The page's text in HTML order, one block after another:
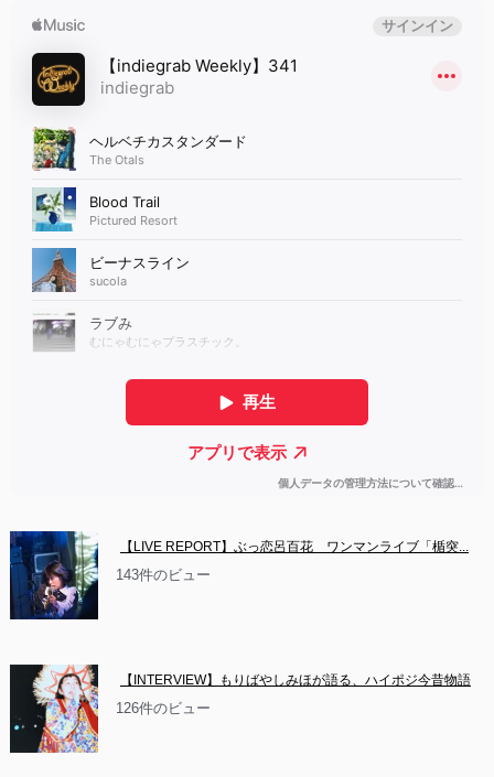
【LIVE REPORT】ぶっ恋呂百花　ワンマンライブ「楯突...
143件のビュー
【INTERVIEW】もりばやしみほが語る、ハイポジ今昔物語
126件のビュー